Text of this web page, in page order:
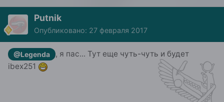
Putnik
Опубликовано: 27 февраля 2017
@Legenda
, я пас... Тут еще чуть-чуть и будет
ibex251